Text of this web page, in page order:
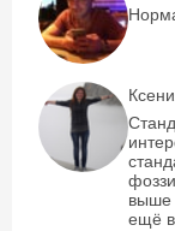
выше
ещё